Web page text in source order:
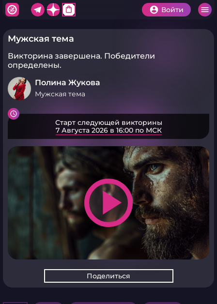
shopping_bag Войти
Мужская тема
Викторина завершена. Победители
определены.
Полина Жукова
Мужская тема
Старт следующей викторины
7 Августа 2026 в 16:00 по МСК
play_arrow
Поделиться